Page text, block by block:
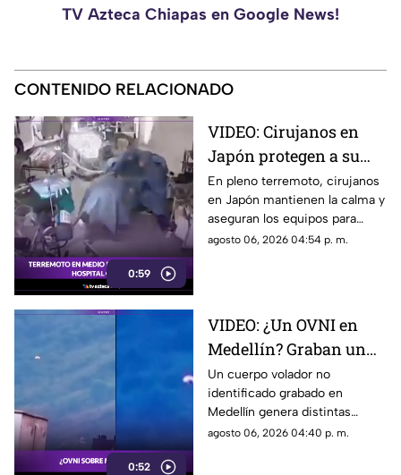
TV Azteca Chiapas en Google News!
CONTENIDO RELACIONADO
0:59
VIDEO: Cirujanos en
Japón protegen a su
paciente durante un
terremoto en la sala de
operaciones
En pleno terremoto, cirujanos
en Japón mantienen la calma y
aseguran los equipos para
proteger a su paciente en la
agosto 06, 2026 04:54 p. m.
0:52
VIDEO: ¿Un OVNI en
Medellín? Graban un
objeto volador sobre las
montañas
Un cuerpo volador no
identificado grabado en
Medellín genera distintas
opiniones. Usuarios discuten
agosto 06, 2026 04:40 p. m.